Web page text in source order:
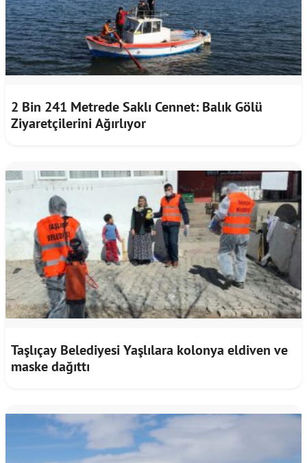
2 Bin 241 Metrede Saklı Cennet: Balık Gölü
Ziyaretçilerini Ağırlıyor
Taşlıçay Belediyesi Yaşlılara kolonya eldiven ve
maske dağıttı